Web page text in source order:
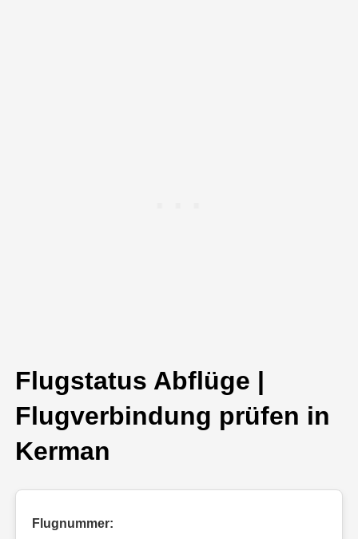
Flugstatus Abflüge |
Flugverbindung prüfen in
Kerman
Flugnummer: